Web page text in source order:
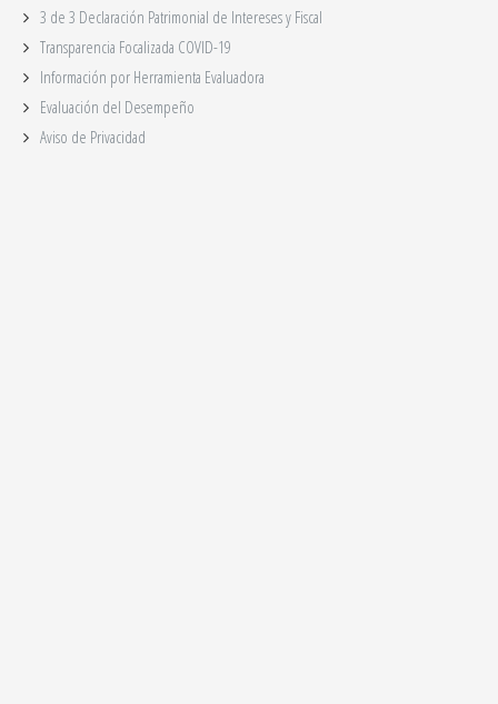
3 de 3 Declaración Patrimonial de Intereses y Fiscal
Transparencia Focalizada COVID-19
Información por Herramienta Evaluadora
Evaluación del Desempeño
Aviso de Privacidad